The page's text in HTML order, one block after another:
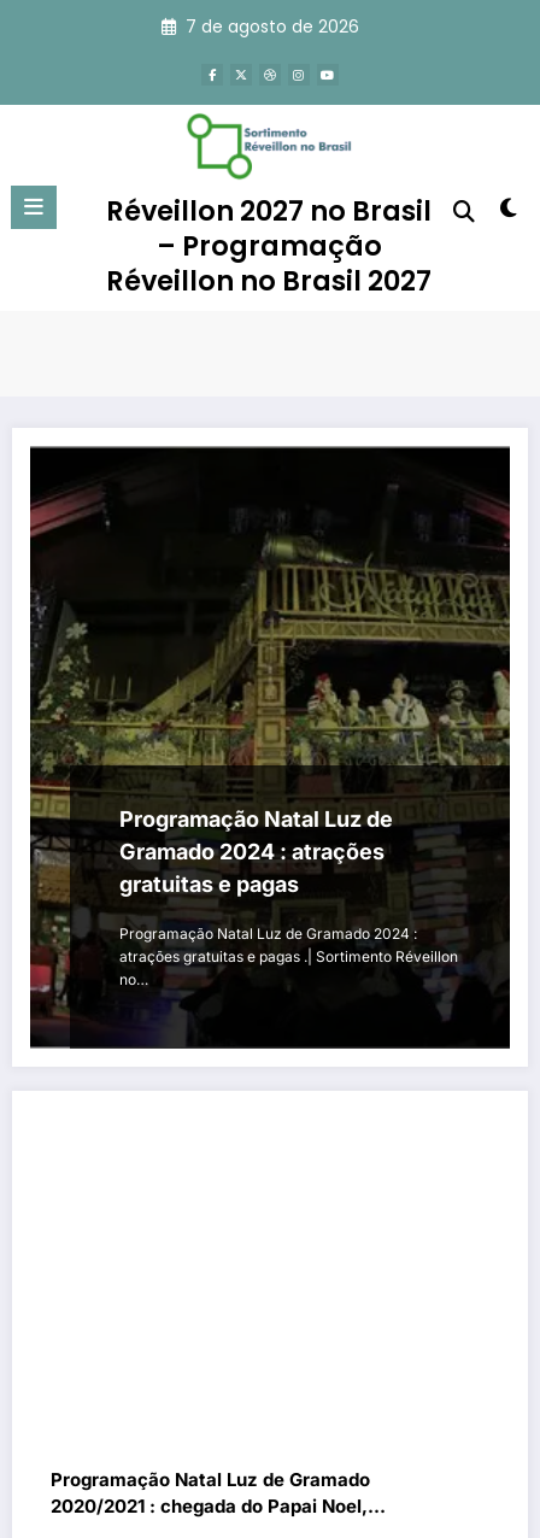
7 de agosto de 2026
Réveillon 2027 no Brasil
– Programação
Réveillon no Brasil 2027
Programação Natal Luz de
Gramado 2024 : atrações
gratuitas e pagas
Programação Natal Luz de Gramado 2024 :
atrações gratuitas e pagas .| Sortimento Réveillon
no…
Programação Natal Luz de Gramado
2020/2021 : chegada do Papai Noel,